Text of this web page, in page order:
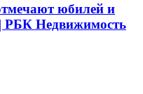
юбилей и
РБК Недвижимость